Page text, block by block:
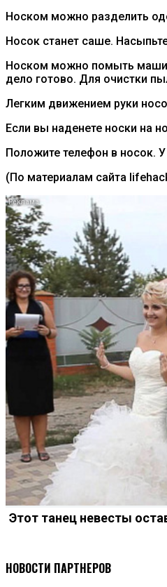
Носком можно разделить
Носок станет саше.
Носком можно помыть
дело готово. Для очистки
Легким движением руки
Если вы наденете носки на
Положите телефон в носок.
(По материалам сайта
Этот танец невесты
НОВОСТИ ПАРТНЕРОВ